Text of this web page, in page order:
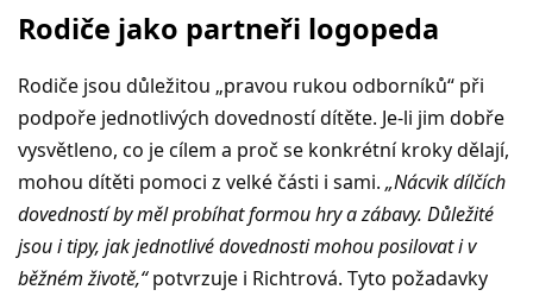
Rodiče jako partneři logopeda
Rodiče jsou důležitou „pravou rukou odborníků“ při
podpoře jednotlivých dovedností dítěte. Je-li jim dobře
vysvětleno, co je cílem a proč se konkrétní kroky dělají,
mohou dítěti pomoci z velké části i sami. „Nácvik dílčích
dovedností by měl probíhat formou hry a zábavy. Důležité
jsou i tipy, jak jednotlivé dovednosti mohou posilovat i v
běžném životě,“potvrzuje i Richtrová. Tyto požadavky